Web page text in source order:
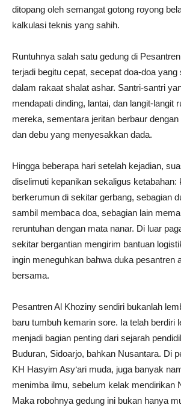
ditopang oleh semangat gotong royong
kalkulasi teknis yang sahih.
Runtuhnya salah satu gedung di
terjadi begitu cepat, secepat doa-doa
dalam rakaat shalat ashar. Santri-santri
mendapati dinding, lantai, dan langit-langit
mereka, sementara jeritan berbaur
dan debu yang menyesakkan dada.
Hingga beberapa hari setelah kejadian,
diselimuti kepanikan sekaligus ketabahan:
berkerumun di sekitar gerbang, sebagian
sambil membaca doa, sebagian lain
reruntuhan dengan mata nanar. Di luar
sekitar bergantian mengirim bantuan
ingin meneguhkan bahwa duka pesantren
bersama.
Pesantren Al Khoziny sendiri bukanlah
baru tumbuh kemarin sore. Ia telah berdiri
menjadi bagian penting dari sejarah
Buduran, Sidoarjo, bahkan Nusantara. Di
KH Hasyim Asy‘ari muda, juga banyak
menimba ilmu, sebelum kelak mendirikan
Maka robohnya gedung ini bukan hanya